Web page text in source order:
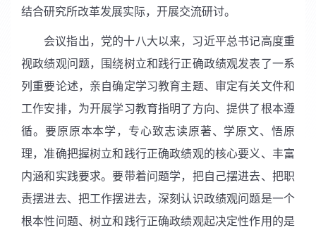
结合研究所改革发展实际，开展交流研讨。
会议指出，党的十八大以来，习近平总书记高度重
视政绩观问题，围绕树立和践行正确政绩观发表了一系
列重要论述，亲自确定学习教育主题、审定有关文件和
工作安排，为开展学习教育指明了方向、提供了根本遵
循。要原原本本学，专心致志读原著、学原文、悟原
理，准确把握树立和践行正确政绩观的核心要义、丰富
内涵和实践要求。要带着问题学，把自己摆进去、把职
责摆进去、把工作摆进去，深刻认识政绩观问题是一个
根本性问题、树立和践行正确政绩观起决定性作用的是